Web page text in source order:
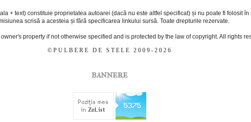
+ text) constituie proprietatea autoarei (dacă nu este altfel specificat) și nu poate fi folosit
scrisă a acesteia și fără specificarea linkului sursă. Toate drepturile rezervate.
property if not otherwise specified and is protected by the law of copyright. All rights
©PULBERE DE STELE 2009-2026
bannere